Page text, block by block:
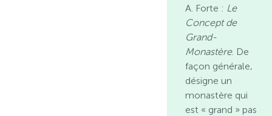
A. Forte : Le
Concept de
Grand-
Monastère. De
façon générale,
désigne un
monastère qui
est « grand » pas